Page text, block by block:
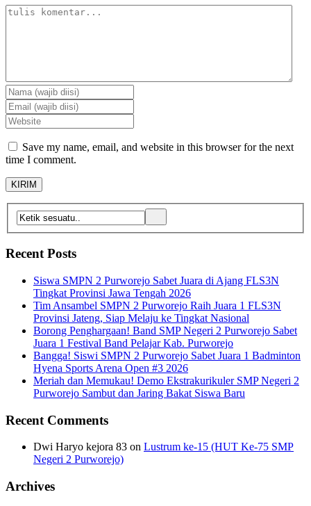
Save my name, email, and website in this browser for the next
time I comment.
Recent Posts
Siswa SMPN 2 Purworejo Sabet Juara di Ajang FLS3N
Tingkat Provinsi Jawa Tengah 2026
Tim Ansambel SMPN 2 Purworejo Raih Juara 1 FLS3N
Provinsi Jateng, Siap Melaju ke Tingkat Nasional
Borong Penghargaan! Band SMP Negeri 2 Purworejo Sabet
Juara 1 Festival Band Pelajar Kab. Purworejo
Bangga! Siswi SMPN 2 Purworejo Sabet Juara 1 Badminton
Hyena Sports Arena Open #3 2026
Meriah dan Memukau! Demo Ekstrakurikuler SMP Negeri 2
Purworejo Sambut dan Jaring Bakat Siswa Baru
Recent Comments
Dwi Haryo kejora 83 on Lustrum ke-15 (HUT Ke-75 SMP
Negeri 2 Purworejo)
Archives